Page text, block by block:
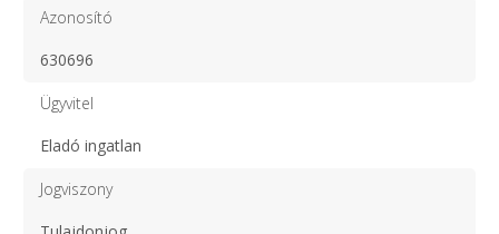
Azonosító
630696
Ügyvitel
Eladó ingatlan
Jogviszony